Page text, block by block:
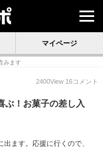
マイページ
みます
2400View 16コメント
ぶ！お菓子の差し入
ます。応援に行くので、